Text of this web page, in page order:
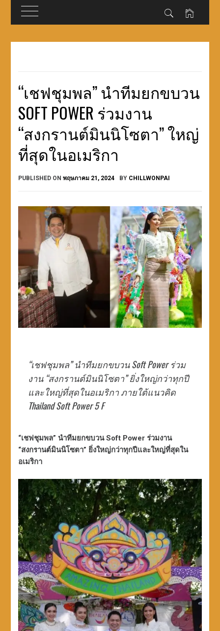
“เชฟชุมพล” นำทีมยกขบวน
SOFT POWER ร่วมงาน
“สงกรานต์มินนิโซตา” ใหญ่
ที่สุดในอเมริกา
PUBLISHED ONพฤษภาคม 21, 2024 BY CHILLWONPAI
“เชฟชุมพล” นำทีมยกขบวน Soft Power ร่วม
งาน “สงกรานต์มินนิโซตา” ยิ่งใหญ่กว่าทุกปี
และใหญ่ที่สุดในอเมริกา ภายใต้แนวคิด
Thailand Soft Power 5 F
“เชฟชุมพล” นำทีมยกขบวน Soft Power ร่วมงาน
“สงกรานต์มินนิโซตา” ยิ่งใหญ่กว่าทุกปีและใหญ่ที่สุดใน
อเมริกา